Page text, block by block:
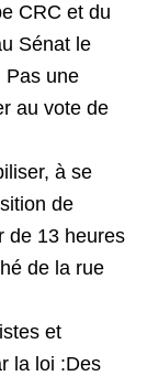
CRC et du
Sénat le
Pas une
au vote de
à se
de
de 13 heures
de la rue
et
la loi :Des